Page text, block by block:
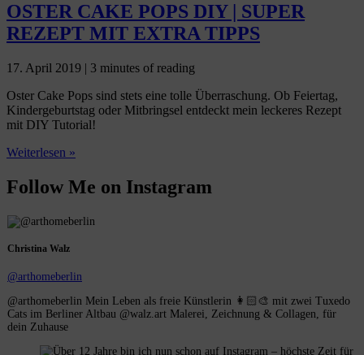
OSTER CAKE POPS DIY | SUPER
REZEPT MIT EXTRA TIPPS
17. April 2019 | 3 minutes of reading
Oster Cake Pops sind stets eine tolle Überraschung. Ob Feiertag,
Kindergeburtstag oder Mitbringsel entdeckt mein leckeres Rezept
mit DIY Tutorial!
OSTER
POPS
DIY
SUPER
MIT
TIPPS
Weiterlesen »
Follow Me on Instagram
Christina Walz
@arthomeberlin
@arthomeberlin Mein Leben als freie Künstlerin 👩🏻‍🎨 mit zwei Tuxedo
Cats im Berliner Altbau @walz.art Malerei, Zeichnung & Collagen, für
dein Zuhause